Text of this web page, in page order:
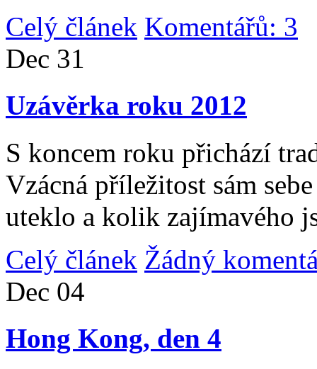
Celý článek Komentářů: 3
Dec 31
Uzávěrka roku 2012
S koncem roku přichází
Vzácná příležitost sám
uteklo a kolik zajímavého
Celý článek Žádný
Dec 04
Hong Kong, den 4